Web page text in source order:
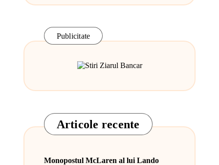
Publicitate
Articole recente
Monopostul McLaren al lui Lando